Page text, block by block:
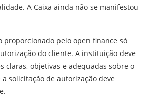
A Caixa ainda não se manifestou
proporcionado pelo open finance só
do cliente. A instituição deve
claras, objetivas e adequadas sobre o
solicitação de autorização deve